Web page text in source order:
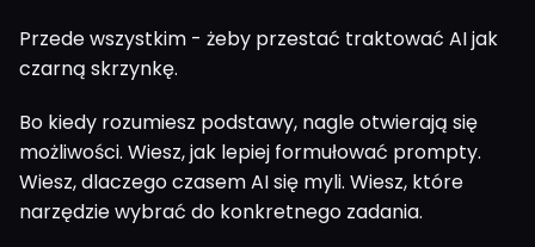
Przede wszystkim - żeby przestać traktować AI jak
czarną skrzynkę.
Bo kiedy rozumiesz podstawy, nagle otwierają się
możliwości. Wiesz, jak lepiej formułować prompty.
Wiesz, dlaczego czasem AI się myli. Wiesz, które
narzędzie wybrać do konkretnego zadania.